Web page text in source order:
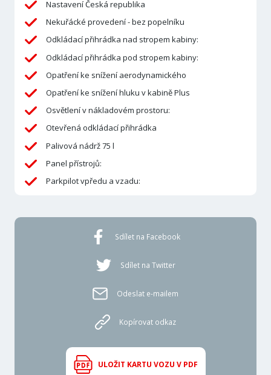
Nastavení Česká republika
Nekuřácké provedení - bez popelníku
Odkládací přihrádka nad stropem kabiny:
Odkládací přihrádka pod stropem kabiny:
Opatření ke snížení aerodynamického
Opatření ke snížení hluku v kabině Plus
Osvětlení v nákladovém prostoru:
Otevřená odkládací přihrádka
Palivová nádrž 75 l
Panel přístrojů:
Parkpilot vpředu a vzadu:
Sdílet na Facebook
Sdílet na Twitter
Odeslat e-mailem
Kopírovat odkaz
ULOŽIT KARTU VOZU V PDF